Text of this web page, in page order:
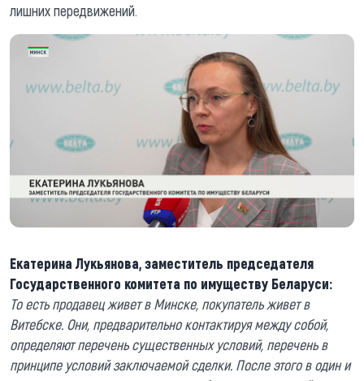
лишних передвижений.
Екатерина Лукьянова, заместитель председателя
Государственного комитета по имуществу Беларуси:
То есть продавец живет в Минске, покупатель живет в
Витебске. Они, предварительно контактируя между собой,
определяют перечень существенных условий, перечень в
принципе условий заключаемой сделки. После этого в один и